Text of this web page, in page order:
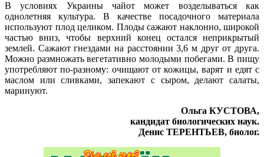
В условиях Украины чайот может возделываться как
однолетняя культура. В качестве посадочного материала
используют плод целиком. Плоды сажают наклонно, широкой
частью вниз, чтобы верхний конец остался неприкрытый
землей. Сажают гнездами на расстоянии 3,6 м друг от друга.
Можно размножать вегетативно молодыми побегами. В пищу
употребляют по-разному: очищают от кожицы, варят и едят с
маслом или сливками, запекают с сыром, делают салаты,
маринуют.
Ольга КУСТОВА,
кандидат биологических наук.
Денис ТЕРЕНТЬЕВ, биолог.